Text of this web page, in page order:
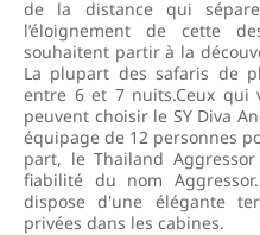
de la distance qui
l’éloignement de cette
souhaitent partir à la
La plupart des safaris de
entre 6 et 7 nuits.Ceux qui
peuvent choisir le SY Diva
équipage de 12 personnes
part, le Thailand
fiabilité du nom
dispose d'une élégante
privées dans les cabines.